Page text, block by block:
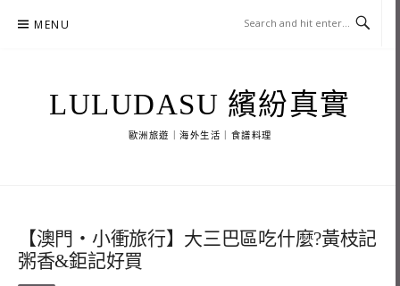
MENU
LULUDASU 繽紛真實
歐洲旅遊｜海外生活｜食譜料理
【澳門‧小衝旅行】大三巴區吃什麼?黃枝記
粥香&鉅記好買